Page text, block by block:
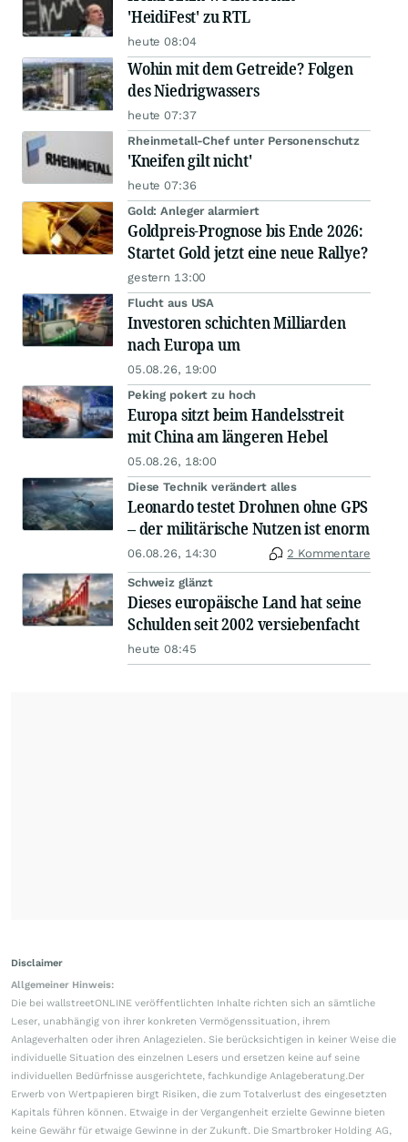
'HeidiFest' zu RTL
heute 08:04
Wohin mit dem Getreide? Folgen
des Niedrigwassers
heute 07:37
Rheinmetall-Chef unter Personenschutz
'Kneifen gilt nicht'
heute 07:36
Gold: Anleger alarmiert
Goldpreis-Prognose bis Ende 2026:
Startet Gold jetzt eine neue Rallye?
gestern 13:00
Flucht aus USA
Investoren schichten Milliarden
nach Europa um
05.08.26, 19:00
Peking pokert zu hoch
Europa sitzt beim Handelsstreit
mit China am längeren Hebel
05.08.26, 18:00
Diese Technik verändert alles
Leonardo testet Drohnen ohne GPS
– der militärische Nutzen ist enorm
06.08.26, 14:30 2 Kommentare
Schweiz glänzt
Dieses europäische Land hat seine
Schulden seit 2002 versiebenfacht
heute 08:45
Disclaimer
Allgemeiner Hinweis:
Die bei wallstreetONLINE veröffentlichten Inhalte richten sich an sämtliche
Leser, unabhängig von ihrer konkreten Vermögenssituation, ihrem
Anlageverhalten oder ihren Anlagezielen. Sie berücksichtigen in keiner Weise die
individuelle Situation des einzelnen Lesers und ersetzen keine auf seine
individuellen Bedürfnisse ausgerichtete, fachkundige Anlageberatung.Der
Erwerb von Wertpapieren birgt Risiken, die zum Totalverlust des eingesetzten
Kapitals führen können. Etwaige in der Vergangenheit erzielte Gewinne bieten
keine Gewähr für etwaige Gewinne in der Zukunft. Die Smartbroker Holding AG,